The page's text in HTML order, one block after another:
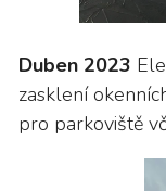
Duben 2023
zasklení
pro parkoviště